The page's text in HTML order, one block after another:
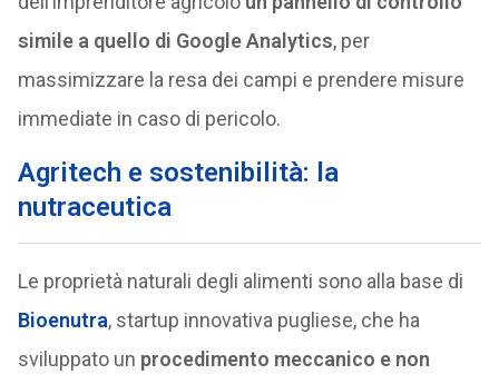
simile a quello di Google Analytics, per
massimizzare la resa dei campi e prendere misure
immediate in caso di pericolo.
Agritech e sostenibilità: la
nutraceutica
Le proprietà naturali degli alimenti sono alla base di
Bioenutra, startup innovativa pugliese, che ha
sviluppato un procedimento meccanico e non